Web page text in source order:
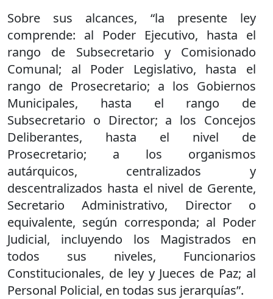
Sobre sus alcances, “la presente ley
comprende: al Poder Ejecutivo, hasta el
rango de Subsecretario y Comisionado
Comunal; al Poder Legislativo, hasta el
rango de Prosecretario; a los Gobiernos
Municipales, hasta el rango de
Subsecretario o Director; a los Concejos
Deliberantes, hasta el nivel de
Prosecretario; a los organismos
autárquicos, centralizados y
descentralizados hasta el nivel de Gerente,
Secretario Administrativo, Director o
equivalente, según corresponda; al Poder
Judicial, incluyendo los Magistrados en
todos sus niveles, Funcionarios
Constitucionales, de ley y Jueces de Paz; al
Personal Policial, en todas sus jerarquías”.